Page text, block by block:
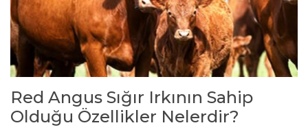
Red Angus Sığır Irkının Sahip
Olduğu Özellikler Nelerdir?